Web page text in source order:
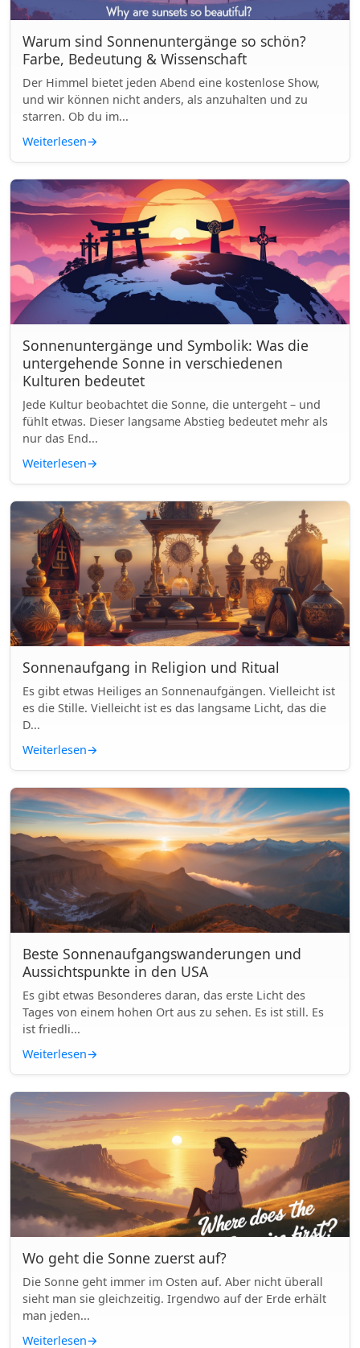
Warum sind Sonnenuntergänge so schön?
Farbe, Bedeutung & Wissenschaft
Der Himmel bietet jeden Abend eine kostenlose Show,
und wir können nicht anders, als anzuhalten und zu
starren. Ob du im...
Weiterlesen→
Sonnenuntergänge und Symbolik: Was die
untergehende Sonne in verschiedenen
Kulturen bedeutet
Jede Kultur beobachtet die Sonne, die untergeht – und
fühlt etwas. Dieser langsame Abstieg bedeutet mehr als
nur das End...
Weiterlesen→
Sonnenaufgang in Religion und Ritual
Es gibt etwas Heiliges an Sonnenaufgängen. Vielleicht ist
es die Stille. Vielleicht ist es das langsame Licht, das die
D...
Weiterlesen→
Beste Sonnenaufgangswanderungen und
Aussichtspunkte in den USA
Es gibt etwas Besonderes daran, das erste Licht des
Tages von einem hohen Ort aus zu sehen. Es ist still. Es
ist friedli...
Weiterlesen→
Wo geht die Sonne zuerst auf?
Die Sonne geht immer im Osten auf. Aber nicht überall
sieht man sie gleichzeitig. Irgendwo auf der Erde erhält
man jeden...
Weiterlesen→